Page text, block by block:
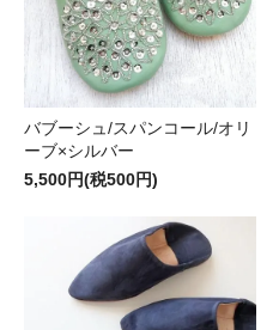
バブーシュ/スパンコール/オリ
ーブ×シルバー
5,500円(税500円)